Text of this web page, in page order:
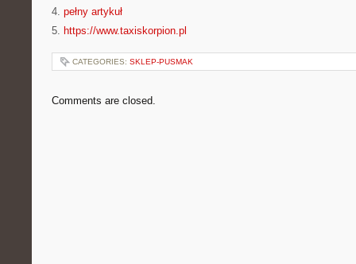
4. pełny artykuł
5. https://www.taxiskorpion.pl
CATEGORIES: SKLEP-PUSMAK
Comments are closed.